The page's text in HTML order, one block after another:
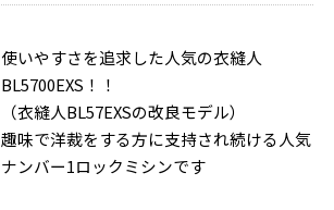
使いやすさを追求した人気の衣縫人
BL5700EXS！！
（衣縫人BL57EXSの改良モデル）
趣味で洋裁をする方に支持され続ける人気
ナンバー1ロックミシンです